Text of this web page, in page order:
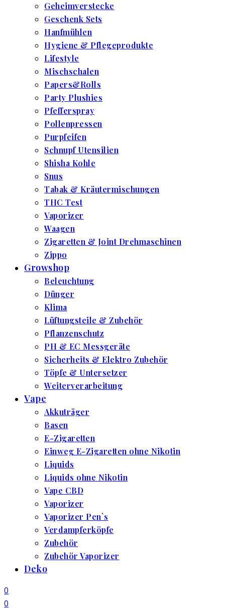
Geheimverstecke
Geschenk Sets
Hanfmühlen
Hygiene & Pflegeprodukte
Lifestyle
Mischschalen
Papers&Rolls
Party Plushies
Pfefferspray
Pollenpressen
Purpfeifen
Schnupf Utensilien
Shisha Kohle
Snus
Tabak & Kräutermischungen
THC Test
Vaporizer
Waagen
Zigaretten & Joint Drehmaschinen
Zippo
Growshop
Beleuchtung
Dünger
Klima
Lüftungsteile & Zubehör
Pflanzenschutz
PH & EC Messgeräte
Sicherheits & Elektro Zubehör
Töpfe & Untersetzer
Weiterverarbeitung
Vape
Akkuträger
Basen
E-Zigaretten
Einweg E-Zigaretten ohne Nikotin
Liquids
Liquids ohne Nikotin
Vape CBD
Vaporizer
Vaporizer Pen`s
Verdampferköpfe
Zubehör
Zubehör Vaporizer
Deko
0
0